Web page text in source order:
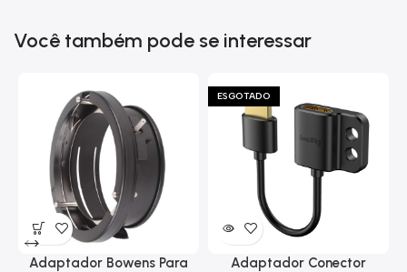
Você também pode se interessar
Adaptador Bowens Para
ESGOTADO
Adaptador Conector